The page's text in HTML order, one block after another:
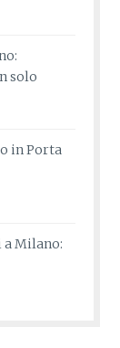
solo
in Porta
Milano: